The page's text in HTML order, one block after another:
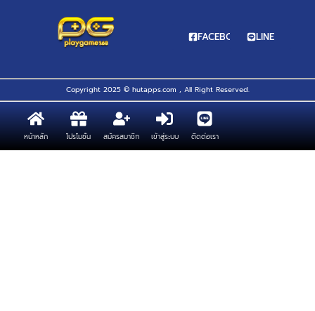
FACEBOOK LINE
Copyright 2025 © hutapps.com , All Right Reserved.
หน้าหลัก โปรโมชั่น สมัครสมาชิก เข้าสู่ระบบ ติดต่อเรา